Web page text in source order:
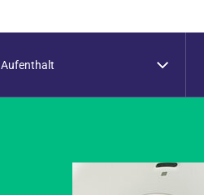
Aufenthalt